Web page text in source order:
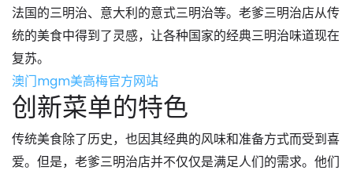
法国的三明治、意大利的意式三明治等。老爹三明治店从传
统的美食中得到了灵感，让各种国家的经典三明治味道现在
复苏。
澳门mgm美高梅官方网站
创新菜单的特色
传统美食除了历史，也因其经典的风味和准备方式而受到喜
爱。但是，老爹三明治店并不仅仅是满足人们的需求。他们